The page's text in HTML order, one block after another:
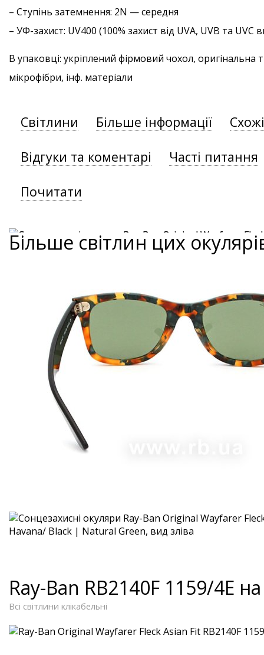
– Ступінь затемнення: 2N — середня
– УФ-захист: UV400 (100% захист від UVA, UVB та
В упаковці: укріплений фірмовий чохол, оригінальна
мікрофібри, інф. матеріали
Світлини Більше інформації
Відгуки та коментарі Часті питання
Почитати
Більше світлин цих
Ray-Ban RB2140F 1159/4E
Всі світлини клікабельні